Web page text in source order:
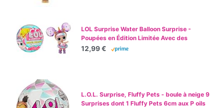
LOL Surprise Water Balloon Surprise -
Poupées en Édition Limitée Avec des
Cheveux en Forme de Ballons d’Eau -
12,99 €
L.O.L. Surprise, Fluffy Pets - boule à neige 9
Surprises dont 1 Fluffy Pets 6cm aux P oils